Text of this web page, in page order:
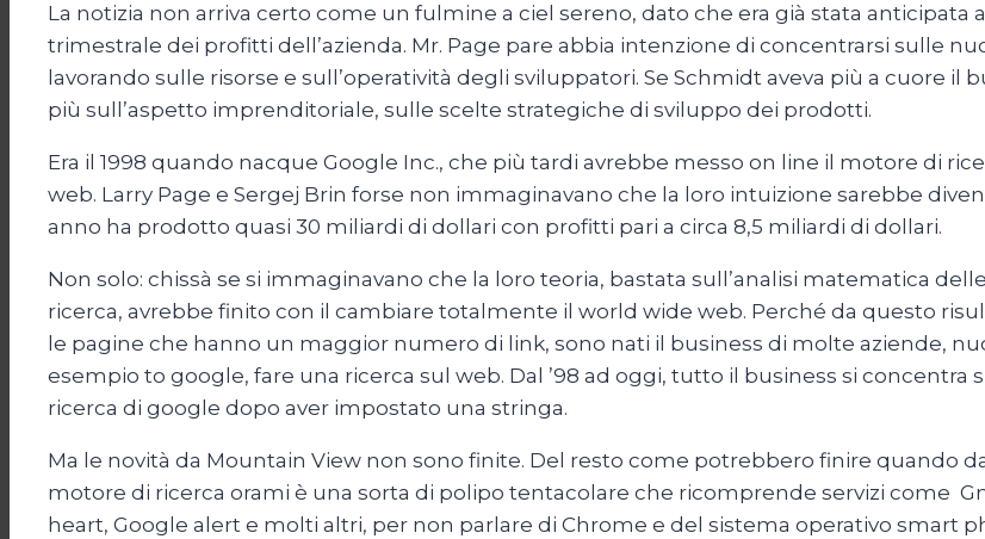
La notizia non arriva certo come un fulmine a ciel sereno, dato che era già stata
trimestrale dei profitti dell’azienda. Mr. Page pare abbia intenzione di concentrarsi sulle
lavorando sulle risorse e sull’operatività degli sviluppatori. Se Schmidt aveva più a cuore
più sull’aspetto imprenditoriale, sulle scelte strategiche di sviluppo dei prodotti.
Era il 1998 quando nacque Google Inc., che più tardi avrebbe messo on line il motore di
web. Larry Page e Sergej Brin forse non immaginavano che la loro intuizione sarebbe
anno ha prodotto quasi 30 miliardi di dollari con profitti pari a circa 8,5 miliardi di dollari.
Non solo: chissà se si immaginavano che la loro teoria, bastata sull’analisi matematica
ricerca, avrebbe finito con il cambiare totalmente il world wide web. Perché da questo
le pagine che hanno un maggior numero di link, sono nati il business di molte aziende,
esempio to google, fare una ricerca sul web. Dal ’98 ad oggi, tutto il business si
ricerca di google dopo aver impostato una stringa.
Ma le novità da Mountain View non sono finite. Del resto come potrebbero finire quando
motore di ricerca orami è una sorta di polipo tentacolare che ricomprende servizi come
heart, Google alert e molti altri, per non parlare di Chrome e del sistema operativo smart